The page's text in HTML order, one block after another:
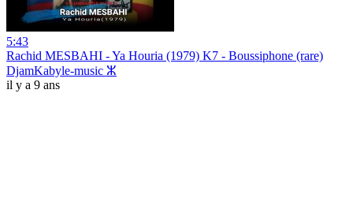
5:43
Rachid MESBAHI - Ya Houria (1979) K7 - Boussiphone (rare)
DjamKabyle-music ⵣ
il y a 9 ans